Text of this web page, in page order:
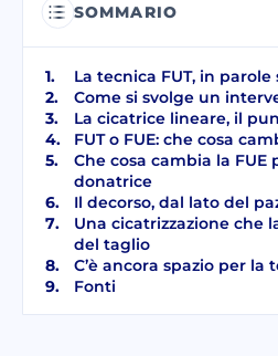
SOMMARIO
La tecnica FUT, in parole
Come si svolge un
La cicatrice lineare, il
FUT o FUE: che cosa
Che cosa cambia la FUE
donatrice
Il decorso, dal lato del
Una cicatrizzazione che
del taglio
C’è ancora spazio per la
Fonti